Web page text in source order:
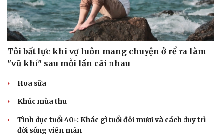
Tôi bất lực khi vợ luôn mang chuyện ở rể ra làm
"vũ khí" sau mỗi lần cãi nhau
Hoa sữa
Khúc mùa thu
Tình dục tuổi 40+: Khác gì tuổi đôi mươi và cách duy trì
đời sống viên mãn